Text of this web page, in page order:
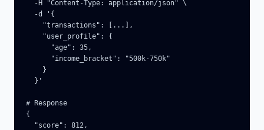
  -H "Content-Type: application/json" \
  -d '{
    "transactions": [...],
    "user_profile": {
      "age": 35,
      "income_bracket": "500k-750k"
    }
  }'
# Response
{
  "score": 812,